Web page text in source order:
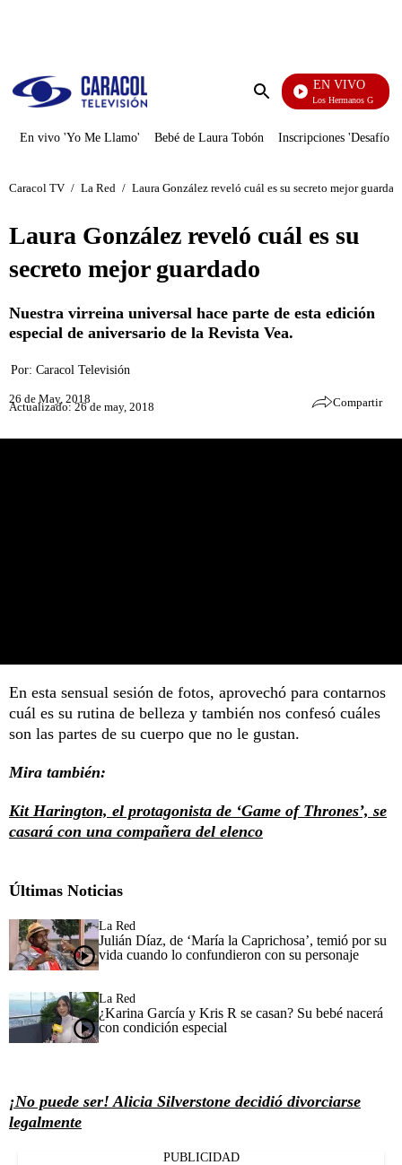
Enviar
EN VIVO
Cuentos De Los Hermanos Grimm
En vivo 'Yo Me Llamo' Bebé de Laura Tobón Inscripciones 'Desafío'
Caracol TV / La Red / Laura González reveló cuál es su secreto mejor
Laura González reveló cuál es su
secreto mejor guardado
Nuestra virreina universal hace parte de esta edición
especial de aniversario de la Revista Vea.
Por: Caracol Televisión
26 de May, 2018
Actualizado: 26 de may, 2018 Compartir
En esta sensual sesión de fotos, aprovechó para contarnos
cuál es su rutina de belleza y también nos confesó cuáles
son las partes de su cuerpo que no le gustan.
Mira también:
Kit Harington, el protagonista de ‘Game of Thrones’, se
casará con una compañera del elenco
Últimas Noticias
La Red
Julián Díaz, de ‘María la Caprichosa’, temió por su
vida cuando lo confundieron con su personaje
La Red
¿Karina García y Kris R se casan? Su bebé nacerá
con condición especial
¡No puede ser! Alicia Silverstone decidió divorciarse
legalmente
PUBLICIDAD